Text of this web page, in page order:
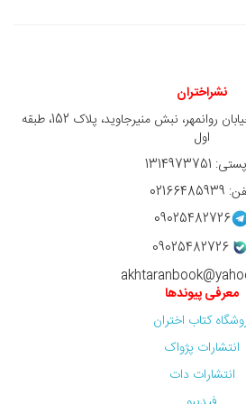
نشراختران
آدرس: خیابان کارگر جنوبی، خیابان روانمهر، نبش منیرجاوید، پلاک 152، طبقه
اول
1314973751
09025482726
09025482726
معرفی پیوندها
کتاب اختران
انتشارات پژواک
انتشارات دات